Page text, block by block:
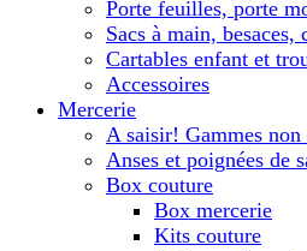
Porte feuilles, porte
Sacs à main, besaces,
Cartables enfant et
Accessoires
Mercerie
A saisir! Gammes non
Anses et poignées de
Box couture
Box mercerie
Kits couture